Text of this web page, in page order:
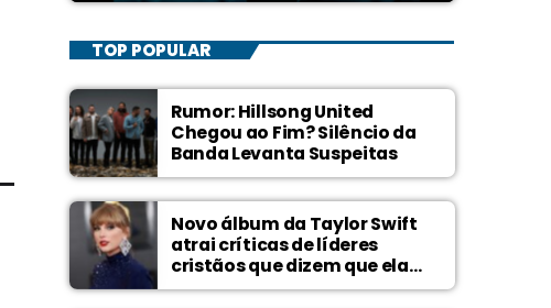
TOP POPULAR
Rumor: Hillsong United
Chegou ao Fim? Silêncio da
Banda Levanta Suspeitas
Novo álbum da Taylor Swift
atrai críticas de líderes
cristãos que dizem que ela
zomba de Deus